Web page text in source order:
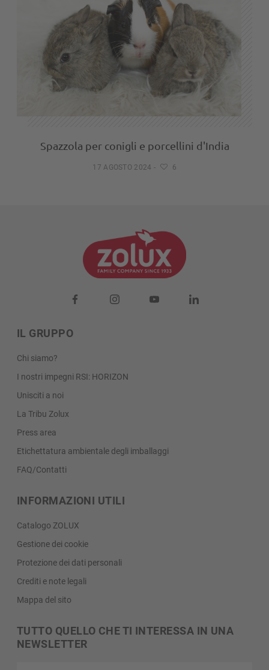
Spazzola per conigli e porcellini d'India
17 AGOSTO 2024 - 6
IL GRUPPO
Chi siamo?
I nostri impegni RSI: HORIZON
Unisciti a noi
La Tribu Zolux
Press area
Etichettatura ambientale degli imballaggi
FAQ/Contatti
INFORMAZIONI UTILI
Catalogo ZOLUX
Gestione dei cookie
Protezione dei dati personali
Crediti e note legali
Mappa del sito
TUTTO QUELLO CHE TI INTERESSA IN UNA
NEWSLETTER